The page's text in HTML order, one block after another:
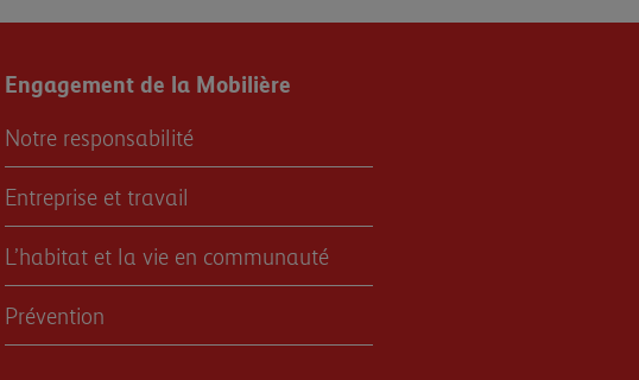
Engagement de la Mobilière
Notre responsabilité
Entreprise et travail
L’habitat et la vie en communauté
Prévention